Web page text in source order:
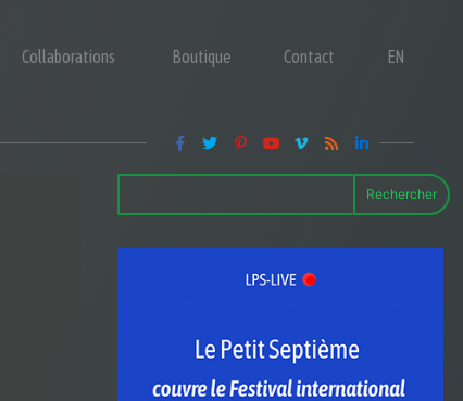
Collaborations Boutique Contact EN
Rechercher